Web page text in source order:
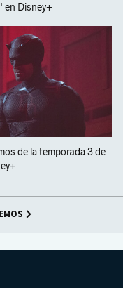
en Disney+
de la temporada 3 de